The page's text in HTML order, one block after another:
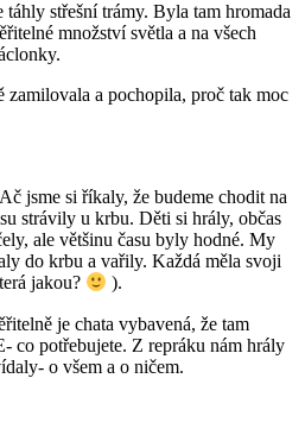
střešní trámy. Byla tam hromada
množství světla a na všech
a pochopila, proč tak moc
jsme si říkaly, že budeme chodit na
strávily u krbu. Děti si hrály, občas
ale většinu času byly hodné. My
do krbu a vařily. Každá měla svoji
jakou?
).
je chata vybavená, že tam
co potřebujete. Z repráku nám hrály
o všem a o ničem.